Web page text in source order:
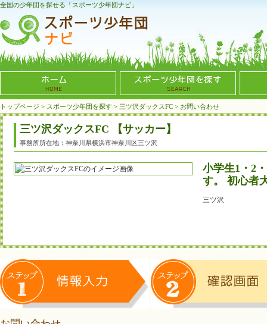
全国の少年団を探せる「スポーツ少年団ナビ」
トップページ > スポーツ少年団を探す > 三ツ沢ダックスFC > お問い合わせ
三ツ沢ダックスFC 【サッカー】
事務所所在地：神奈川県横浜市神奈川区三ツ沢
小学生1・2
す。 初心者
三ツ沢